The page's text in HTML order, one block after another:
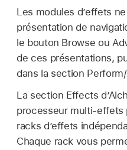
Les modules d’effets
présentation de
le bouton Browse ou
de ces présentations,
dans la section
La section Effects
processeur multi-effets
racks d’effets
Chaque rack vous